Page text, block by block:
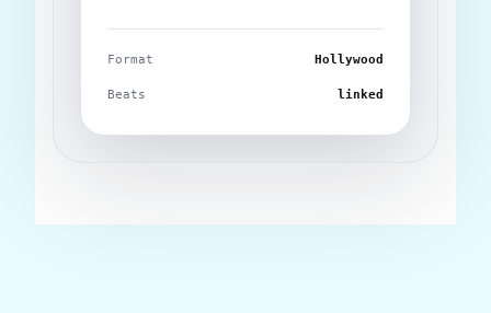
Format Hollywood
Beats linked